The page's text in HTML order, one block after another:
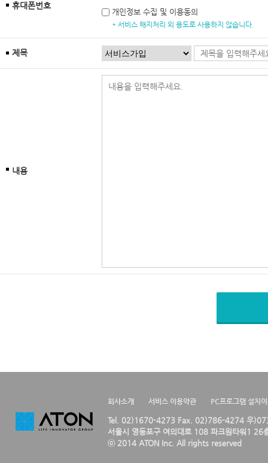
휴대폰번호
개인정보 수집 및 이용동의
* 서비스 해지처리 외 용도로 사용하지 않습니다.
제목
내용
회사소개 서비스 이용약관 PC프로그램 설치
Tel. 02)1670-4273 Fax. 02)786-4274 우
서울시 영등포구 여의대로 108 파크원타워1 26
ⓒ 2014 ATON Inc. All rights reserved